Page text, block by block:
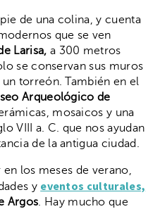
de una colina, y cuenta
que se ven
Larisa, a 300 metros
se conservan sus muros
torreón. También en el
Arqueológico de
mosaicos y una
VIII a. C. que nos ayudan
de la antigua ciudad.
los meses de verano,
y eventos culturales,
Argos. Hay mucho que